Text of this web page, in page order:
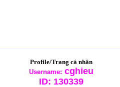
Profile/Trang cá nhân
Username: cghieu
ID: 130339